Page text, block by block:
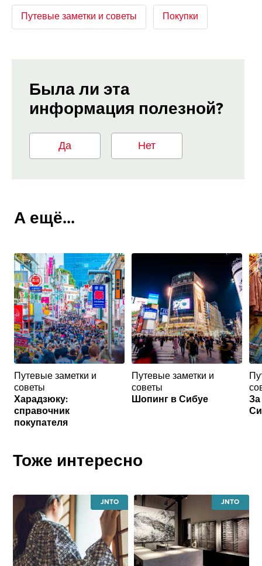
Путевые заметки и советы Покупки
Была ли эта
информация полезной?
Да Нет
А ещё...
Путевые заметки и
советы
Харадзюку:
справочник
покупателя
Путевые заметки и
советы
Шопинг в Сибуе
Тоже интересно
JAPAN
NATIONAL
TOURISM
ORGANIZATION
JAPAN
NATIONAL
TOURISM